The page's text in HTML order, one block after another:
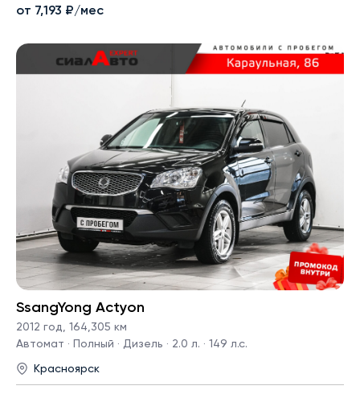
от 7,193 ₽/мес
SsangYong Actyon
2012 год
164,305 км
Автомат · Полный · Дизель · 2.0 л. · 149 л.с.
Красноярск